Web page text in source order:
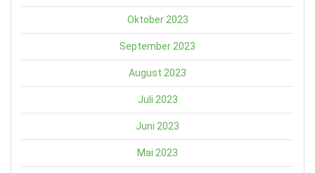
Oktober 2023
September 2023
August 2023
Juli 2023
Juni 2023
Mai 2023